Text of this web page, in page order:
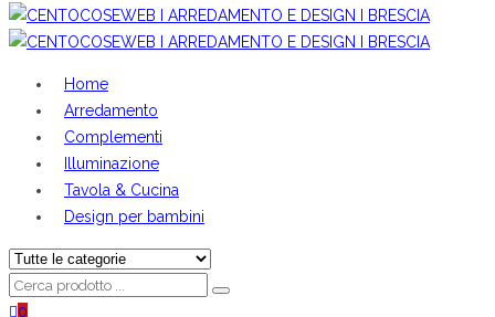
Home
Arredamento
Complementi
Illuminazione
Tavola & Cucina
Design per bambini
0